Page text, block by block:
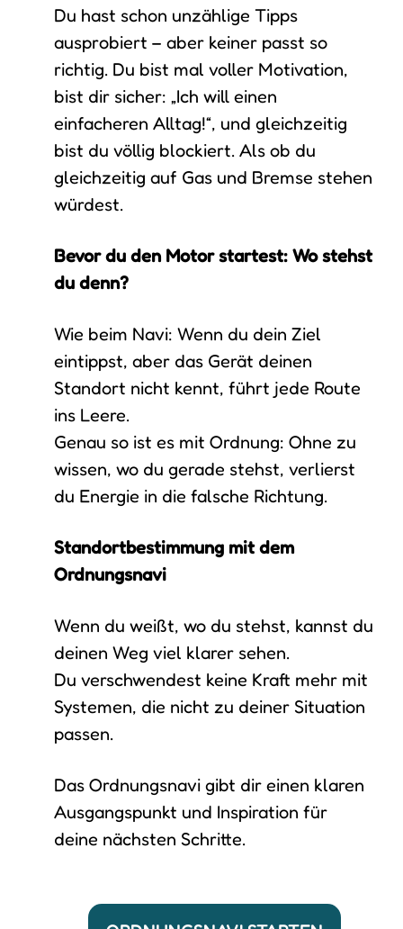
Du hast schon unzählige Tipps
ausprobiert – aber keiner passt so
richtig. Du bist mal voller Motivation,
bist dir sicher: „Ich will einen
einfacheren Alltag!“, und gleichzeitig
bist du völlig blockiert. Als ob du
gleichzeitig auf Gas und Bremse stehen
würdest.
Bevor du den Motor startest: Wo stehst
du denn?
Wie beim Navi: Wenn du dein Ziel
eintippst, aber das Gerät deinen
Standort nicht kennt, führt jede Route
ins Leere.
Genau so ist es mit Ordnung: Ohne zu
wissen, wo du gerade stehst, verlierst
du Energie in die falsche Richtung.
Standortbestimmung mit dem
Ordnungsnavi
Wenn du weißt, wo du stehst, kannst du
deinen Weg viel klarer sehen.
Du verschwendest keine Kraft mehr mit
Systemen, die nicht zu deiner Situation
passen.
Das Ordnungsnavi gibt dir einen klaren
Ausgangspunkt und Inspiration für
deine nächsten Schritte.